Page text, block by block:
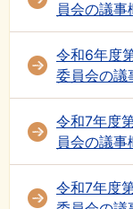
員会の議事
令和6年度
委員会の議
令和7年度
員会の議事
令和7年度